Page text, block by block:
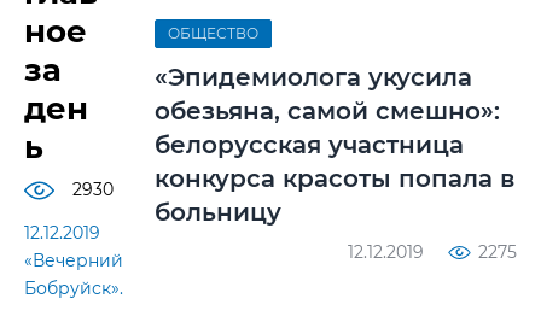
ное
за
ден
ь
2930
12.12.2019
«Вечерний
Бобруйск».
ОБЩЕСТВО
«Эпидемиолога укусила
обезьяна, самой смешно»:
белорусская участница
конкурса красоты попала в
больницу
12.12.2019 2275